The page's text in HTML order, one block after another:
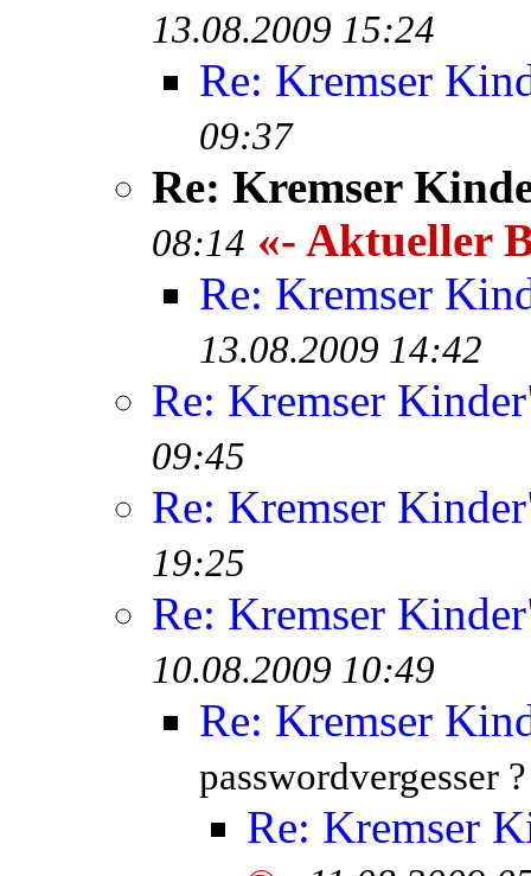
13.08.2009 15:24
Re: Kremser
09:37
Re: Kremser
08:14 «- Aktueller
Re: Kremser
13.08.2009 14:42
Re: Kremser
09:45
Re: Kremser
19:25
Re: Kremser
10.08.2009 10:49
Re: Kremser
passwordvergesser
Re: Kremser